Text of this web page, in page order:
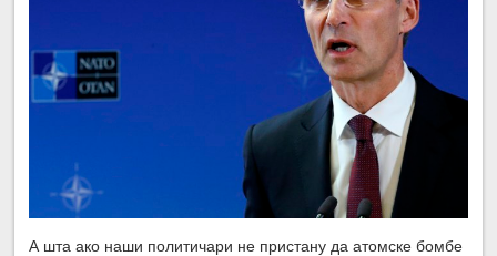
А шта ако наши политичари не пристану да атомске бомбе